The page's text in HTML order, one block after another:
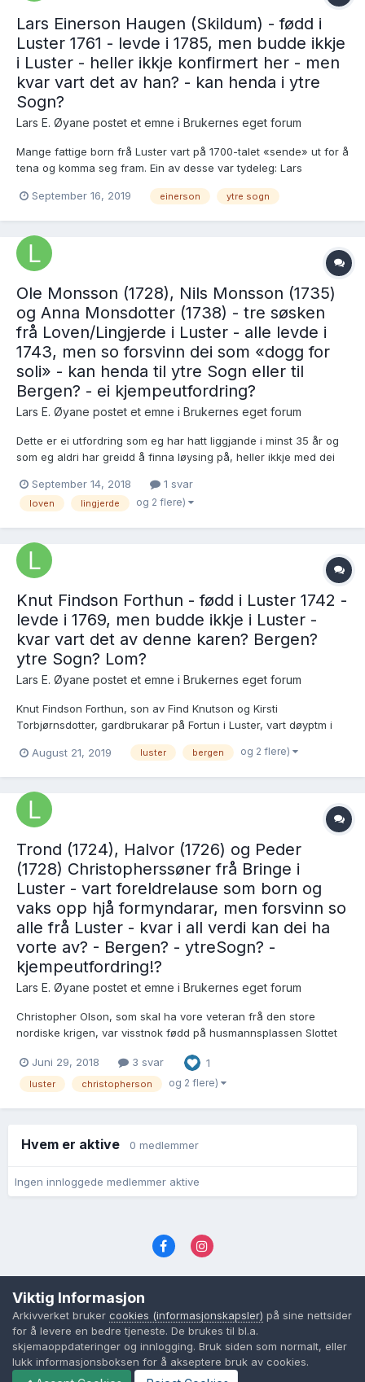
Lars Einerson Haugen (Skildum) - fødd i
Luster 1761 - levde i 1785, men budde ikkje
i Luster - heller ikkje konfirmert her - men
kvar vart det av han? - kan henda i ytre
Sogn?
Lars E. Øyane postet et emne i Brukernes eget forum
Mange fattige born frå Luster vart på 1700-talet «sende» ut for å
tena og komma seg fram. Ein av desse var tydeleg: Lars
første kona Synneva Larsdotter som den gongen var plassfolk i
September 16, 2019 einerson ytre sogn
Ole Monsson (1728), Nils Monsson (1735)
og Anna Monsdotter (1738) - tre søsken
frå Loven/Lingjerde i Luster - alle levde i
1743, men so forsvinn dei som «dogg for
soli» - kan henda til ytre Sogn eller til
Bergen? - ei kjempeutfordring?
Lars E. Øyane postet et emne i Brukernes eget forum
Dette er ei utfordring som eg har hatt liggjande i minst 35 år og
som eg aldri har greidd å finna løysing på, heller ikkje med dei
meg med tips? Mons Olson, truleg ein innflyttar til Luster, fødd
kring 1700, gifte seg her kring...
September 14, 2018 1 svar
loven lingjerde og 2 flere)
Knut Findson Forthun - fødd i Luster 1742 -
levde i 1769, men budde ikkje i Luster -
kvar vart det av denne karen? Bergen?
ytre Sogn? Lom?
Lars E. Øyane postet et emne i Brukernes eget forum
Knut Findson Forthun, son av Find Knutson og Kirsti
Torbjørnsdotter, gardbrukarar på Fortun i Luster, vart døyptm i
åri kring 1759/1760, so han kan godt ha vorte konfirmert her,
August 21, 2019 luster bergen og 2 flere)
Trond (1724), Halvor (1726) og Peder
(1728) Christopherssøner frå Bringe i
Luster - vart foreldrelause som born og
vaks opp hjå formyndarar, men forsvinn so
alle frå Luster - kvar i all verdi kan dei ha
vorte av? - Bergen? - ytreSogn? -
kjempeutfordring!?
Lars E. Øyane postet et emne i Brukernes eget forum
Christopher Olson, som skal ha vore veteran frå den store
nordiske krigen, var visstnok fødd på husmannsplassen Slottet
gifte seg første gongen kring 1724 men Martha Narvesdotter frå
plassen Stein under Fuhr i Luster, fødd kring 1705. Dei...
Juni 29, 2018 3 svar 1
luster christopherson og 2 flere)
Hvem er aktive 0 medlemmer
Ingen innloggede medlemmer aktive
Cookies (informasjonskapsler)
Powered by Invision Community
Viktig Informasjon
Arkivverket bruker cookies (informasjonskapsler) på sine nettsider
for å levere en bedre tjeneste. De brukes til bl.a.
skjemaoppdateringer og innlogging. Bruk siden som normalt, eller
lukk informasjonsboksen for å akseptere bruk av cookies.